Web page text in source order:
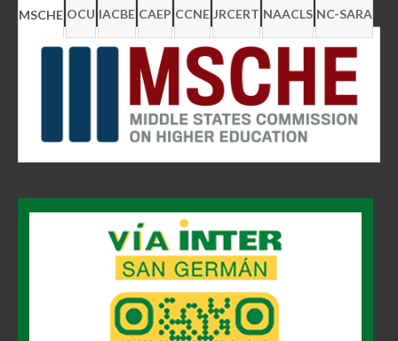
MSCHE OCU IACBE CAEP CCNE JRCERT NAACLS NC-SARA